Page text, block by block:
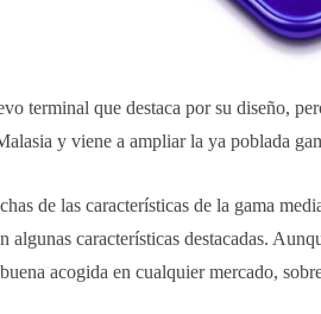
terminal que destaca por su diseño,
y viene a ampliar la ya poblada
de las características de la gama
algunas características destacadas.
acogida en cualquier mercado,